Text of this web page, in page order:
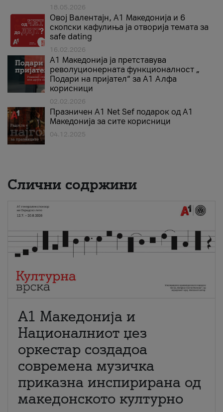
18.05.2026
Овој Валентајн, A1 Македонија и 6
скопски кафулиња ја отворија темата за
safe dating
16.02.2026
А1 Македонија ја претставува
револуционерната функционалност „
Подари на пријател“ за А1 Алфа
корисници
02.02.2026
Празничен A1 Net Sеf подарок од А1
Македонија за сите корисници
04.12.2025
Слични содржини
А1 Македонија и
Националниот џез
оркестар создадоа
современа музичка
приказна инспирирана од
македонското културно